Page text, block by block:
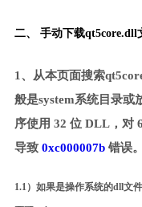
二、 手动下载qt5core.dll
1、从本页面搜索
般是system系统目录或
序使用 32 位 DLL，对
导致 0xc000007b错误。
1.1）如果是操作系统的dll文